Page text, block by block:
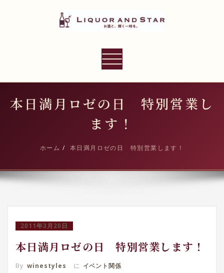
プ
LIQUOR AND STAR
ナ
ー
シ
ョ
切
り
本日満月ロゼの日 特別営業し
ます！
ホーム 本日満月ロゼの日 特別営業します！
2011年3月20日
本日満月ロゼの日 特別営業します！
By winestyles に イベント関係